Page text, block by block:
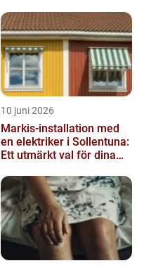
10 juni 2026
Markis-installation med
en elektriker i Sollentuna:
Ett utmärkt val för dina